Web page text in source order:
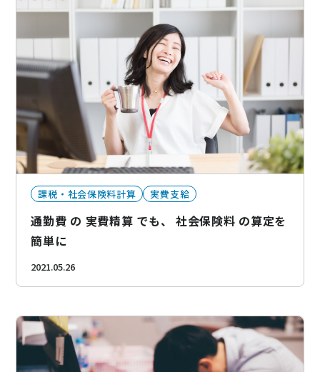
課税・社会保険料計算 実費支給
通勤費 の 実費精算 でも、 社会保険料 の算定を
簡単に
2021.05.26